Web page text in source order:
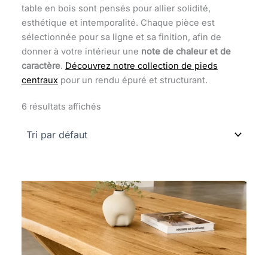
table en bois sont pensés pour allier solidité,
esthétique et intemporalité. Chaque pièce est
sélectionnée pour sa ligne et sa finition, afin de
donner à votre intérieur une note de chaleur et de
caractère. Découvrez notre collection de pieds
centrauxpour un rendu épuré et structurant.
6 résultats affichés